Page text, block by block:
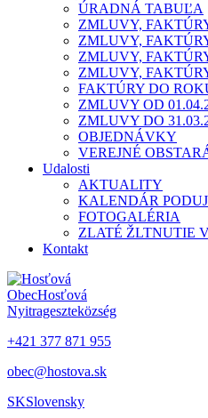
ÚRADNÁ TABUĽA
ZMLUVY,
ZMLUVY,
ZMLUVY,
ZMLUVY,
FAKTÚRY DO
ZMLUVY OD
ZMLUVY DO
OBJEDNÁVKY
VEREJNÉ
Udalosti
AKTUALITY
KALENDÁR
FOTOGALÉRIA
ZLATÉ ŽLTNUTIE
Kontakt
ObecHosťová
Nyitrageszteközség
+421 377 871 955
obec@hostova.sk
SKSlovensky